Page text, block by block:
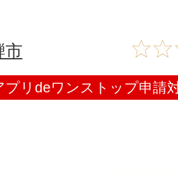
市
プリdeワンストップ申請